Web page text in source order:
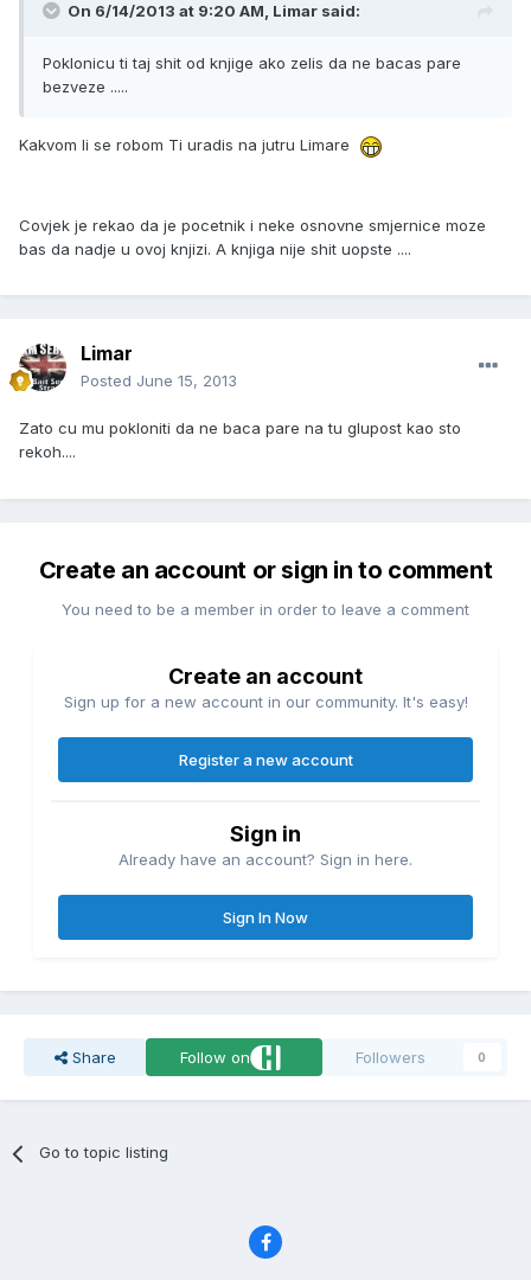
On 6/14/2013 at 9:20 AM, Limar said:
Poklonicu ti taj shit od knjige ako zelis da ne bacas pare
bezveze .....
Kakvom li se robom Ti uradis na jutru Limare
Covjek je rekao da je pocetnik i neke osnovne smjernice moze
bas da nadje u ovoj knjizi. A knjiga nije shit uopste ....
Limar
Posted June 15, 2013
Zato cu mu pokloniti da ne baca pare na tu glupost kao sto
rekoh....
Create an account or sign in to comment
You need to be a member in order to leave a comment
Create an account
Sign up for a new account in our community. It's easy!
Register a new account
Sign in
Already have an account? Sign in here.
Sign In Now
Share Follow on Followers 0
Go to topic listing